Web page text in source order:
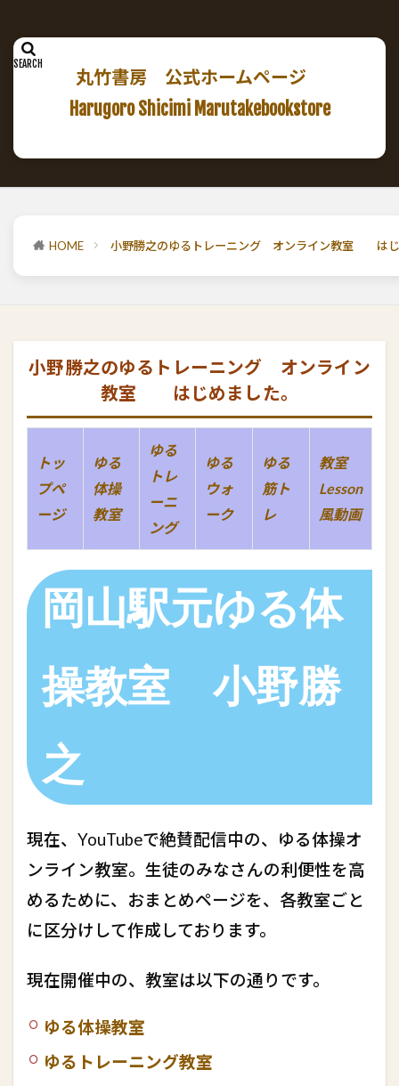
丸竹書房 公式ホームページ
Harugoro Shicimi Marutakebookstore
HOME 小野勝之のゆるトレーニング オンライン教室 はじ
小野勝之のゆるトレーニング オンライン
教室 はじめました。
トッ
プペ
ージ
ゆる
体操
教室
ゆる
トレ
ーニ
ング
ゆる
ウォ
ーク
ゆる
筋ト
レ
教室
Lesson
風動画
岡山駅元ゆる体
操教室 小野勝
之
現在、YouTubeで絶賛配信中の、ゆる体操オ
ンライン教室。生徒のみなさんの利便性を高
めるために、おまとめページを、各教室ごと
に区分けして作成しております。
現在開催中の、教室は以下の通りです。
ゆる体操教室
ゆるトレーニング教室